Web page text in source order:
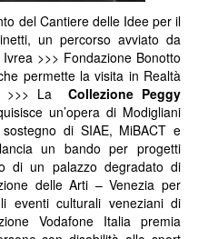
del Cantiere delle Idee per il
un percorso avviato da
>>> Fondazione Bonotto
permette la visita in Realtà
>>> La Collezione Peggy
un’opera di Modigliani
di SIAE, MiBACT e
un bando per progetti
di un palazzo degradato di
delle Arti – Venezia per
eventi culturali veneziani di
Vodafone Italia premia